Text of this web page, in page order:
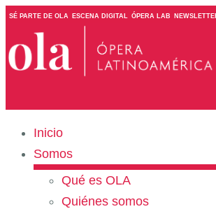
SÉ PARTE DE OLA ESCENA DIGITAL ÓPERA LAB
Inicio
Somos
Qué es OLA
Quiénes somos